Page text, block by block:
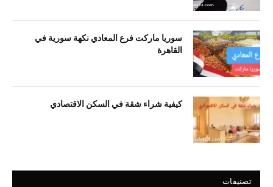
سوريا ماركت فرع المعادي نكهة سورية في
القاهرة
كيفية شراء شقة في السكن الاقتصادي
تصنيفات